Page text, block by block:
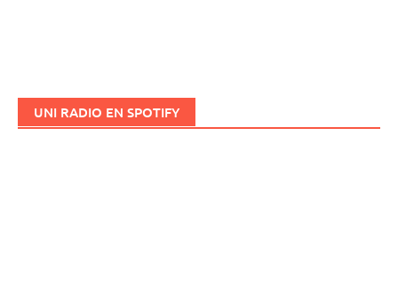
UNI RADIO EN SPOTIFY